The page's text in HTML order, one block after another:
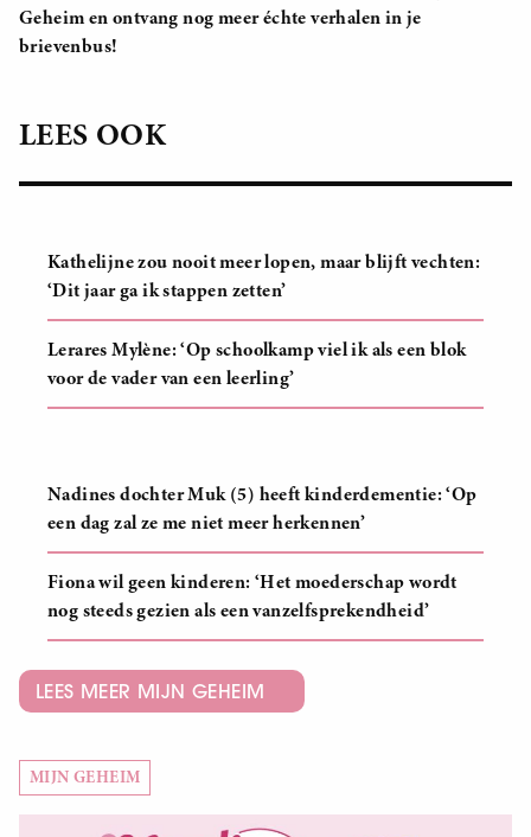
Geheim en ontvang nog meer échte verhalen in je
brievenbus!
LEES OOK
Kathelijne zou nooit meer lopen, maar blijft vechten:
‘Dit jaar ga ik stappen zetten’
Lerares Mylène: ‘Op schoolkamp viel ik als een blok
voor de vader van een leerling’
Nadines dochter Muk (5) heeft kinderdementie: ‘Op
een dag zal ze me niet meer herkennen’
Fiona wil geen kinderen: ‘Het moederschap wordt
nog steeds gezien als een vanzelfsprekendheid’
LEES MEER MIJN GEHEIM
MIJN GEHEIM